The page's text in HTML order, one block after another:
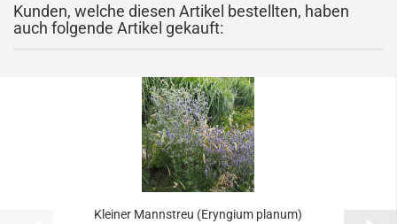
Kunden, welche diesen Artikel bestellten, haben
auch folgende Artikel gekauft:
Kleiner Mannstreu (Eryngium planum)